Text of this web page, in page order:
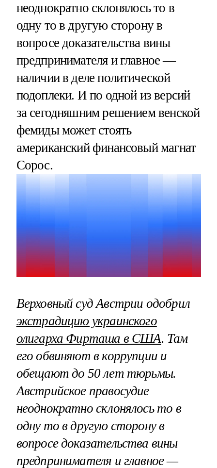
неоднократно склонялось то в
одну то в другую сторону в
вопросе доказательства вины
предпринимателя и главное —
наличии в деле политической
подоплеки. И по одной из версий
за сегодняшним решением венской
фемиды может стоять
американский финансовый магнат
Сорос.
Верховный суд Австрии одобрил
экстрадицию украинского
олигарха Фирташа в США. Там
его обвиняют в коррупции и
обещают до 50 лет тюрьмы.
Австрийское правосудие
неоднократно склонялось то в
одну то в другую сторону в
вопросе доказательства вины
предпринимателя и главное —